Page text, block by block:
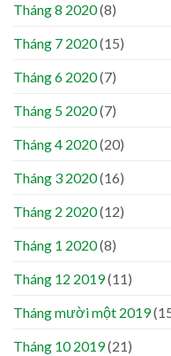
Tháng 8 2020(8)
Tháng 7 2020(15)
Tháng 6 2020(7)
Tháng 5 2020(7)
Tháng 4 2020(20)
Tháng 3 2020(16)
Tháng 2 2020(12)
Tháng 1 2020(8)
Tháng 12 2019(11)
Tháng mười một 2019
Tháng 10 2019(21)